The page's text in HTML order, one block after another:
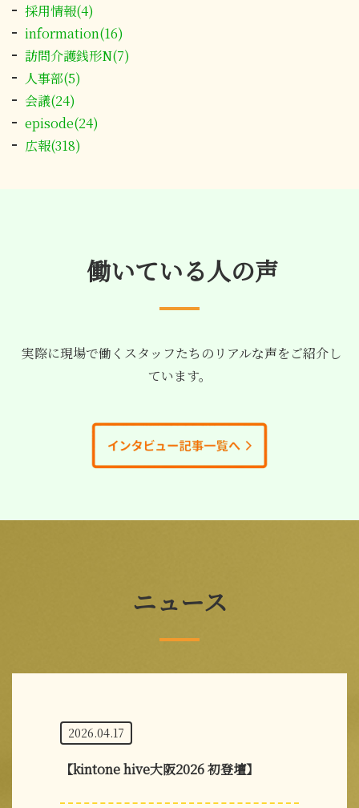
採用情報(4)
information(16)
訪問介護銭形N(7)
人事部(5)
会議(24)
episode(24)
広報(318)
働いている人の声
実際に現場で働くスタッフたちのリアルな声をご紹介し
ています。
ニュース
2026.04.17
【kintone hive大阪2026 初登壇】